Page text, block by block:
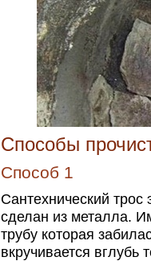
Способы
Способ 1
Сантехнический
сделан из металла.
трубу которая
вкручивается